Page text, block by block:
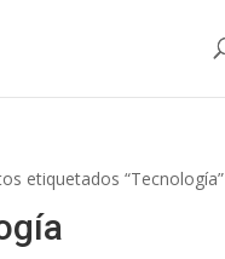
etiquetados “Tecnología”